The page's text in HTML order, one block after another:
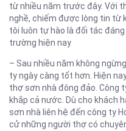
từ nhiều năm trước đây. Với
nghề, chiếm được lòng tin từ
tôi luôn tự hào là đối tác
trường hiện nay
– Sau nhiều năm không
ty ngày càng tốt hơn. Hiện
thợ sơn nhà đông đảo. Công
khắp cả nước. Dù cho khách
sơn nhà liên hệ đến công ty
cử những người thợ có